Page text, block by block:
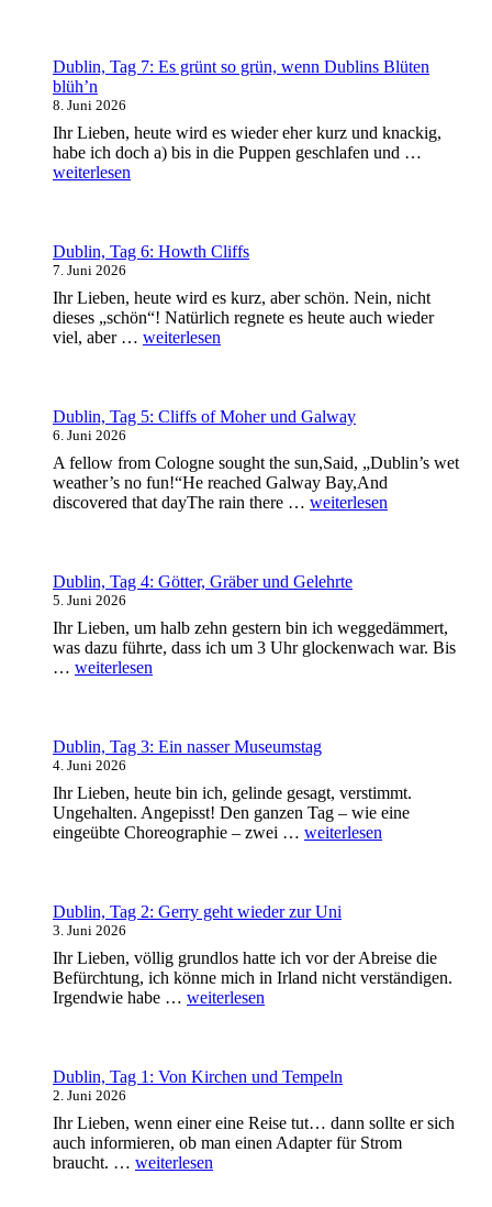
Dublin, Tag 7: Es grünt so grün, wenn Dublins Blüten
blüh’n
8. Juni 2026
Ihr Lieben, heute wird es wieder eher kurz und knackig,
habe ich doch a) bis in die Puppen geschlafen und …
wenn
Dublins
Blüten
weiterlesen
Dublin, Tag 6: Howth Cliffs
7. Juni 2026
Ihr Lieben, heute wird es kurz, aber schön. Nein, nicht
dieses „schön“! Natürlich regnete es heute auch wieder
viel, aber … „Dublin,
Cliffs“
weiterlesen
Dublin, Tag 5: Cliffs of Moher und Galway
6. Juni 2026
A fellow from Cologne sought the sun,Said, „Dublin’s wet
weather’s no fun!“He reached Galway Bay,And
discovered that dayThe rain there … „Dublin,
of
und
Galway“
weiterlesen
Dublin, Tag 4: Götter, Gräber und Gelehrte
5. Juni 2026
Ihr Lieben, um halb zehn gestern bin ich weggedämmert,
was dazu führte, dass ich um 3 Uhr glockenwach war. Bis
… „Dublin,
Gräber
und
Gelehrte“
weiterlesen
Dublin, Tag 3: Ein nasser Museumstag
4. Juni 2026
Ihr Lieben, heute bin ich, gelinde gesagt, verstimmt.
Ungehalten. Angepisst! Den ganzen Tag – wie eine
eingeübte Choreographie – zwei … „Dublin,
nasser
weiterlesen
Dublin, Tag 2: Gerry geht wieder zur Uni
3. Juni 2026
Ihr Lieben, völlig grundlos hatte ich vor der Abreise die
Befürchtung, ich könne mich in Irland nicht verständigen.
Irgendwie habe … „Dublin,
geht
zur
Uni“
weiterlesen
Dublin, Tag 1: Von Kirchen und Tempeln
2. Juni 2026
Ihr Lieben, wenn einer eine Reise tut… dann sollte er sich
auch informieren, ob man einen Adapter für Strom
braucht. … „Dublin,
weiterlesen